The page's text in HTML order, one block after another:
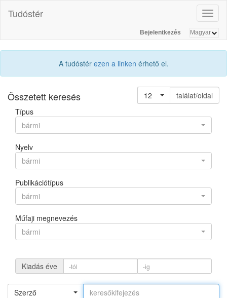
Tudóstér
Bejelentkezés
A tudóstér ezen a linken érhető el.
Összetett keresés 12
találat/oldal
Típus
bármi
Nyelv
bármi
Publikációtípus
bármi
Műfaji megnevezés
bármi
Kiadás éve
Szerző